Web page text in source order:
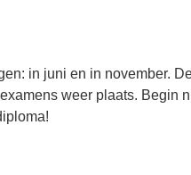
in juni en in november.
weer plaats. Begin